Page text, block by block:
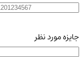
جایزه مورد نظر